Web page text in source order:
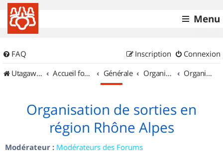
Menu
FAQ Connexion
Inscription
UtagawaVTT (Randos VTT et VTTAE avec traces GPS)
Accueil forum Générale Organisation de sorties & Recherche de partenaires Organisation de sorties en région Rhône Alpes
Organisation de sorties en
région Rhône Alpes
Modérateur : Modérateurs des Forums